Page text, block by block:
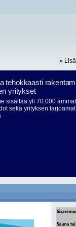
»
tehokkaasti
yritykset
sisältää yli 70.000
sekä yrityksen